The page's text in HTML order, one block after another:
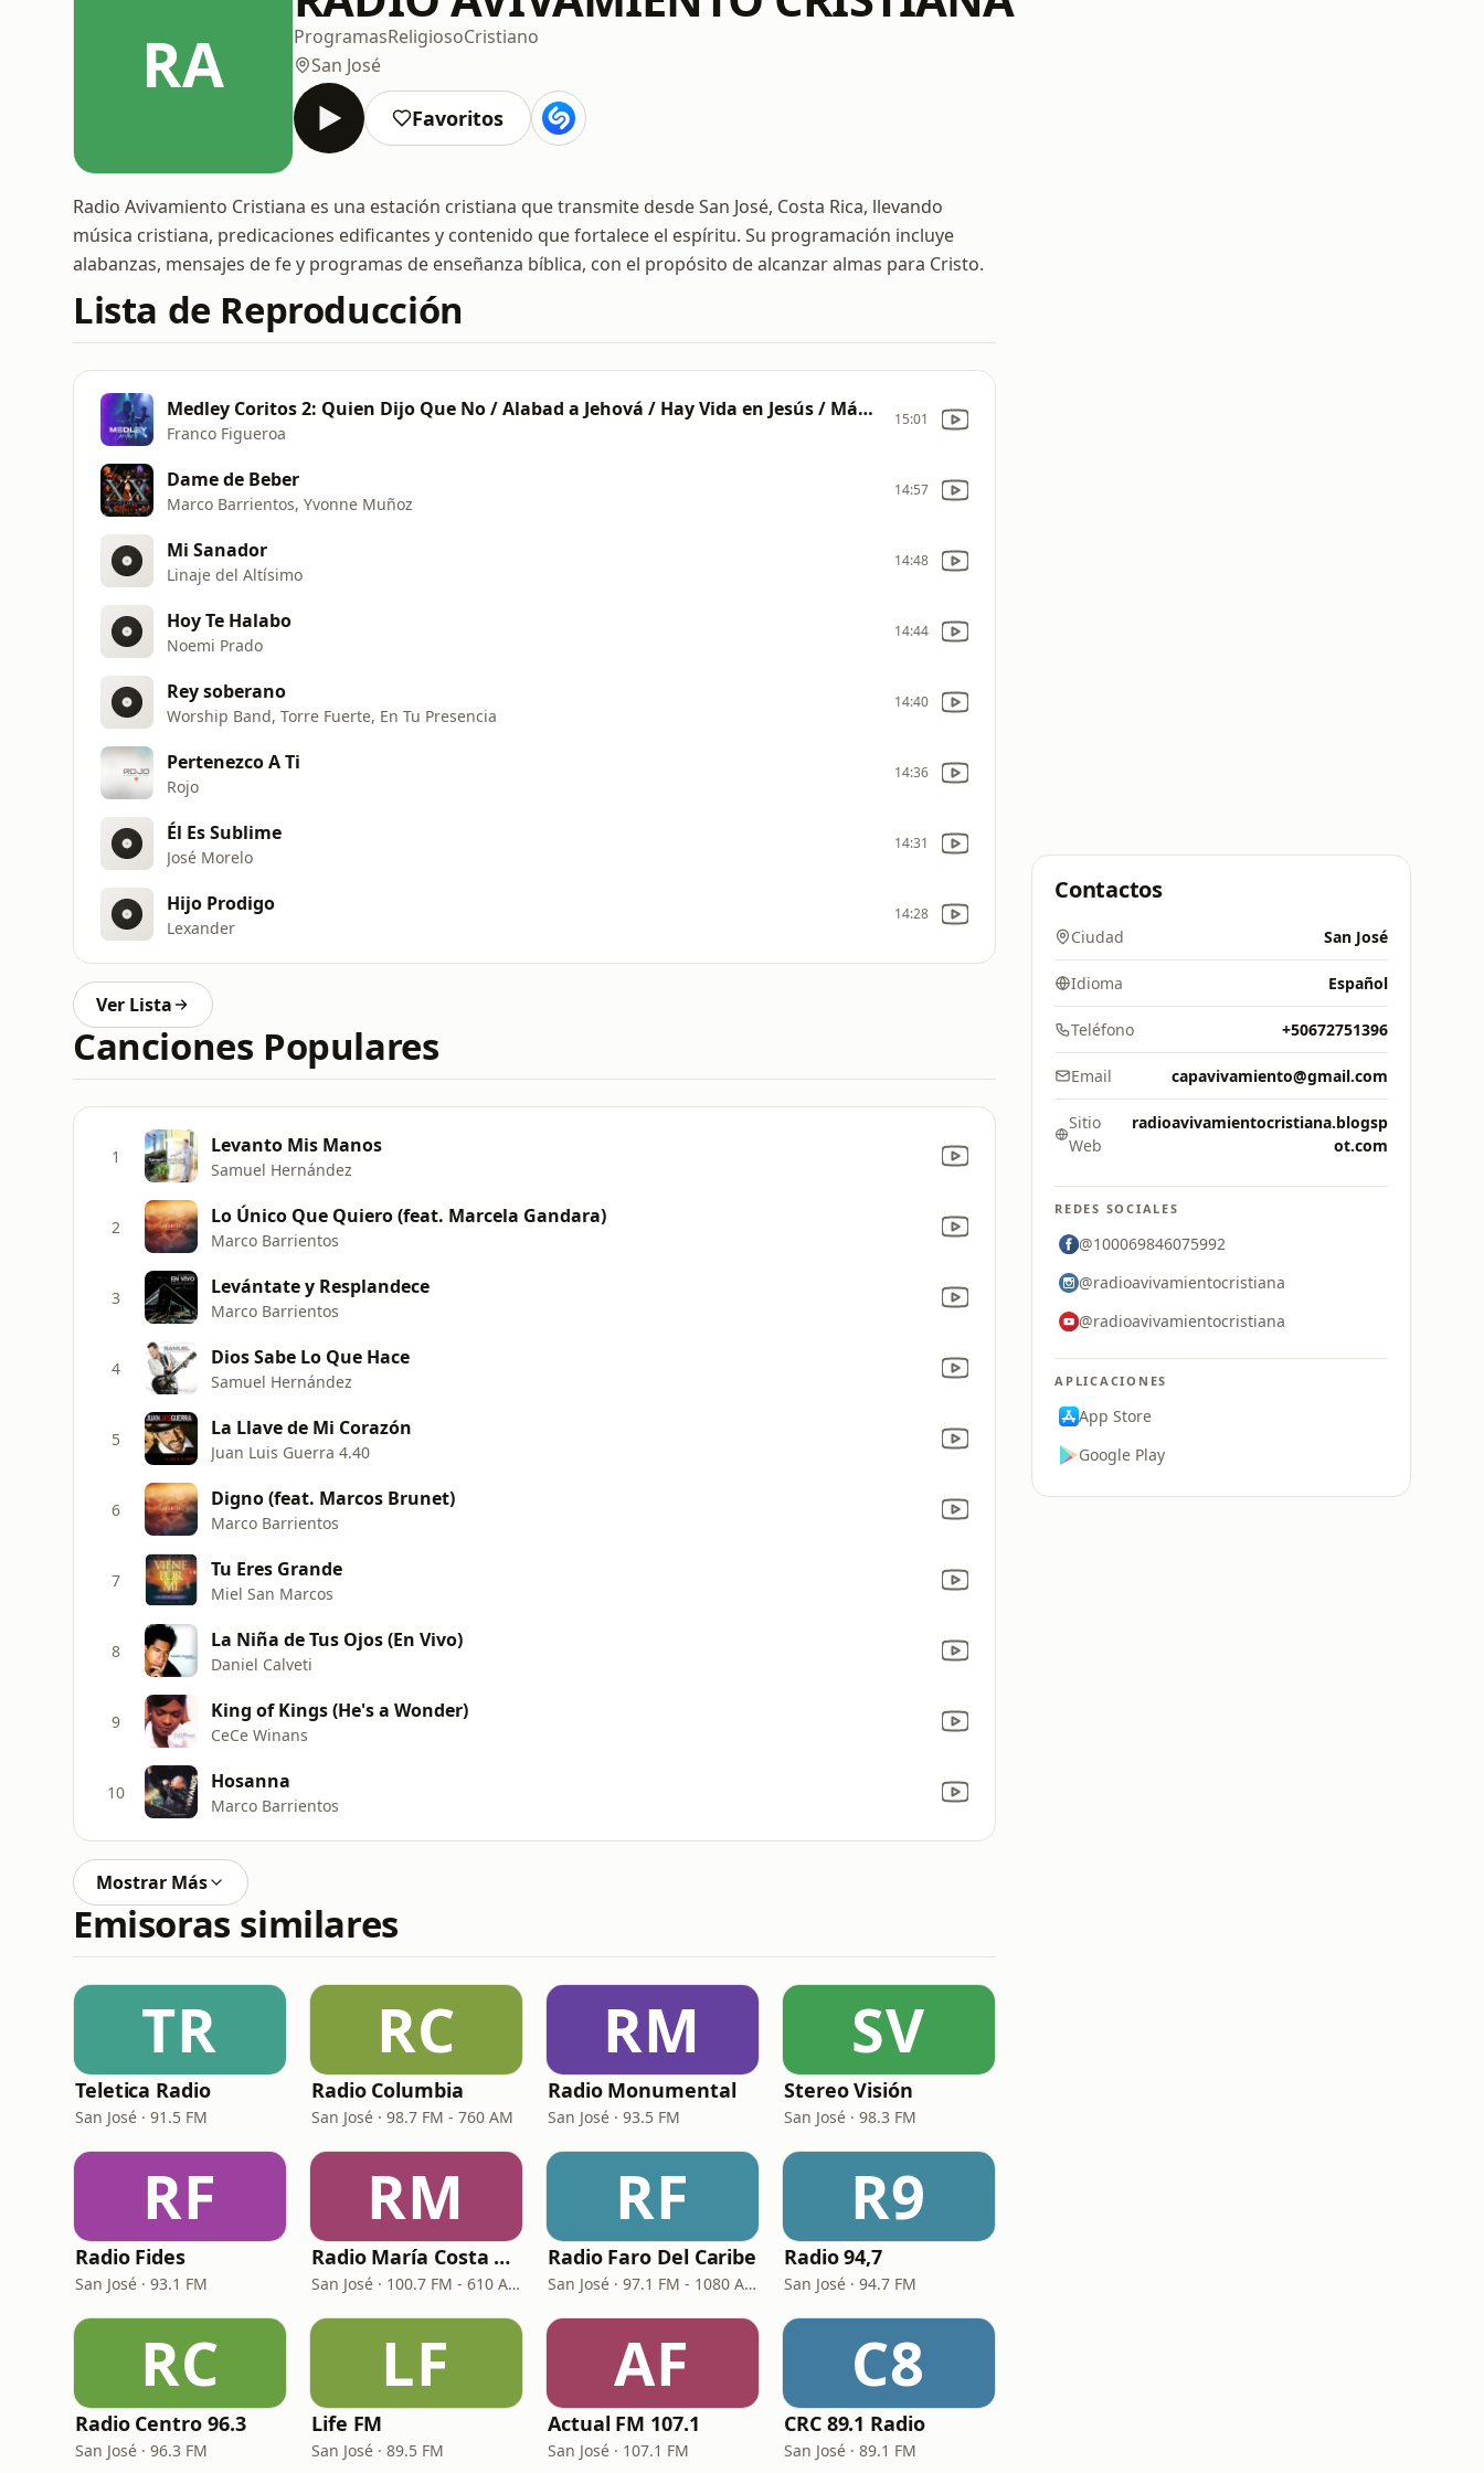
RA ProgramasReligiosoCristiano
San José
Favoritos
Radio Avivamiento Cristiana es una estación cristiana que transmite desde San José, Costa Rica, llevando
música cristiana, predicaciones edificantes y contenido que fortalece el espíritu. Su programación incluye
alabanzas, mensajes de fe y programas de enseñanza bíblica, con el propósito de alcanzar almas para Cristo.
Lista de Reproducción
Medley Coritos 2: Quien Dijo Que No / Alabad a Jehová / Hay Vida en Jesús / Más Allá del Sol / Cuán Gloriosa / Caminando Voy
Franco Figueroa
15:01
Dame de Beber
Marco Barrientos, Yvonne Muñoz
14:57
Mi Sanador
Linaje del Altísimo
14:48
Hoy Te Halabo
Noemi Prado
14:44
Rey soberano
Worship Band, Torre Fuerte, En Tu Presencia
14:40
Pertenezco A Ti
Rojo
14:36
Él Es Sublime
José Morelo
14:31
Hijo Prodigo
Lexander
14:28
Ver Lista
Canciones Populares
1 Levanto Mis Manos
Samuel Hernández
2 Lo Único Que Quiero (feat. Marcela Gandara)
Marco Barrientos
3 Levántate y Resplandece
Marco Barrientos
4 Dios Sabe Lo Que Hace
Samuel Hernández
5 La Llave de Mi Corazón
Juan Luis Guerra 4.40
6 Digno (feat. Marcos Brunet)
Marco Barrientos
7 Tu Eres Grande
Miel San Marcos
8 La Niña de Tus Ojos (En Vivo)
Daniel Calveti
9 King of Kings (He's a Wonder)
CeCe Winans
10 Hosanna
Marco Barrientos
Mostrar Más
Emisoras similares
TR
Teletica Radio
San José · 91.5 FM
RC
Radio Columbia
San José · 98.7 FM - 760 AM
RM
Radio Monumental
San José · 93.5 FM
SV
Stereo Visión
San José · 98.3 FM
RF
Radio Fides
San José · 93.1 FM
RM
Radio María Costa Rica
San José · 100.7 FM - 610 AM
RF
Radio Faro Del Caribe
San José · 97.1 FM - 1080 AM
R9
Radio 94,7
San José · 94.7 FM
RC
Radio Centro 96.3
San José · 96.3 FM
LF
Life FM
San José · 89.5 FM
AF
Actual FM 107.1
San José · 107.1 FM
C8
CRC 89.1 Radio
San José · 89.1 FM
Contactos
Ciudad San José
Idioma Español
Teléfono +50672751396
Email capavivamiento@gmail.com
Sitio
Web
radioavivamientocristiana.blogsp
ot.com
REDES SOCIALES
@100069846075992
@radioavivamientocristiana
@radioavivamientocristiana
APLICACIONES
App Store
Google Play